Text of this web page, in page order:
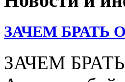
ЗАЧЕМ БРАТЬ
ЗАЧЕМ